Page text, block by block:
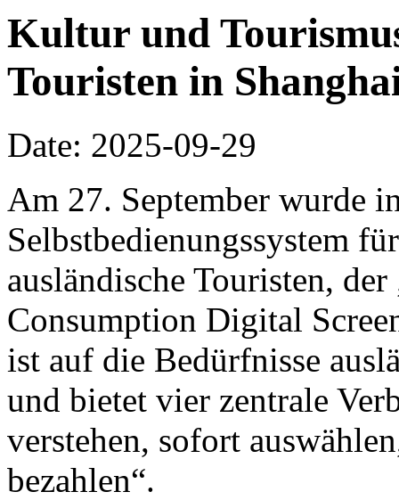
Kultur und
Touristen in
Date: 2025-09-29
Am 27. September wurde
Selbstbedienungssystem
ausländische Touristen,
Consumption Digital
ist auf die Bedürfnisse
und bietet vier zentrale
verstehen, sofort
bezahlen“.